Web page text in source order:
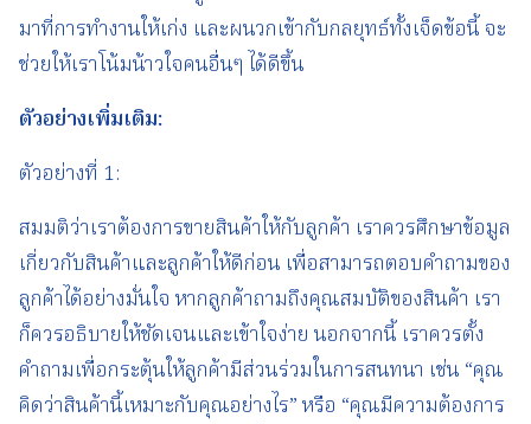
มาที่การทำงานให้เก่ง และผนวกเข้ากับกลยุทธ์ทั้งเจ็ดข้อนี้ จะ
ช่วยให้เราโน้มน้าวใจคนอื่นๆ ได้ดีขึ้น
ตัวอย่างเพิ่มเติม:
ตัวอย่างที่ 1:
สมมติว่าเราต้องการขายสินค้าให้กับลูกค้า เราควรศึกษาข้อมูล
เกี่ยวกับสินค้าและลูกค้าให้ดีก่อน เพื่อสามารถตอบคำถามของ
ลูกค้าได้อย่างมั่นใจ หากลูกค้าถามถึงคุณสมบัติของสินค้า เรา
ก็ควรอธิบายให้ชัดเจนและเข้าใจง่าย นอกจากนี้ เราควรตั้ง
คำถามเพื่อกระตุ้นให้ลูกค้ามีส่วนร่วมในการสนทนา เช่น “คุณ
คิดว่าสินค้านี้เหมาะกับคุณอย่างไร” หรือ “คุณมีความต้องการ